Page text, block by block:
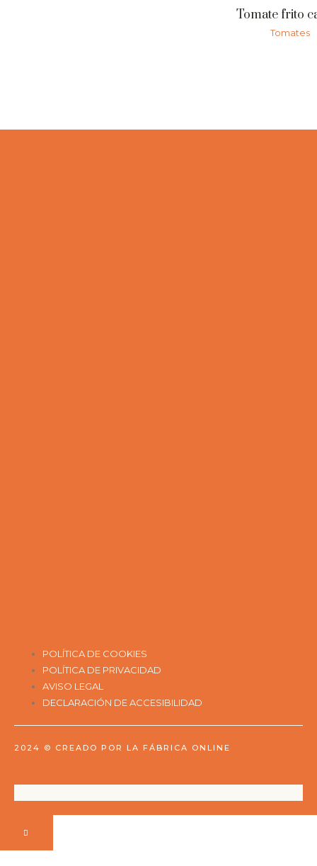
Tomate frito
Tomates
POLÍTICA DE COOKIES
POLÍTICA DE PRIVACIDAD
AVISO LEGAL
DECLARACIÓN DE ACCESIBILIDAD
2024 © CREADO POR LA FÁBRICA ONLINE